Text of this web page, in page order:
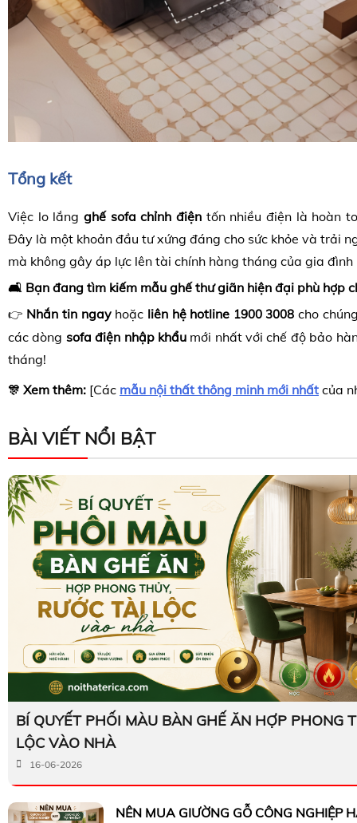
Tổng kết
Việc lo lắng ghế sofa chỉnh điện tốn nhiều điện là hoàn
Đây là một khoản đầu tư xứng đáng cho sức khỏe và trải
mà không gây áp lực lên tài chính hàng tháng của gia đình
🛋️ Bạn đang tìm kiếm mẫu ghế thư giãn hiện đại phù hợp
👉 Nhắn tin ngayhoặc liên hệ hotline 1900 3008 cho
các dòng sofa điện nhập khẩumới nhất với chế độ bảo
tháng!
🎊 Xem thêm: [Các mẫu nội thất thông minh mới nhất của
BÀI VIẾT NỔI BẬT
BÍ QUYẾT PHỐI MÀU BÀN GHẾ ĂN HỢP PHONG
LỘC VÀO NHÀ
16-06-2026
NÊN MUA GIƯỜNG GỖ CÔNG NGHIỆP